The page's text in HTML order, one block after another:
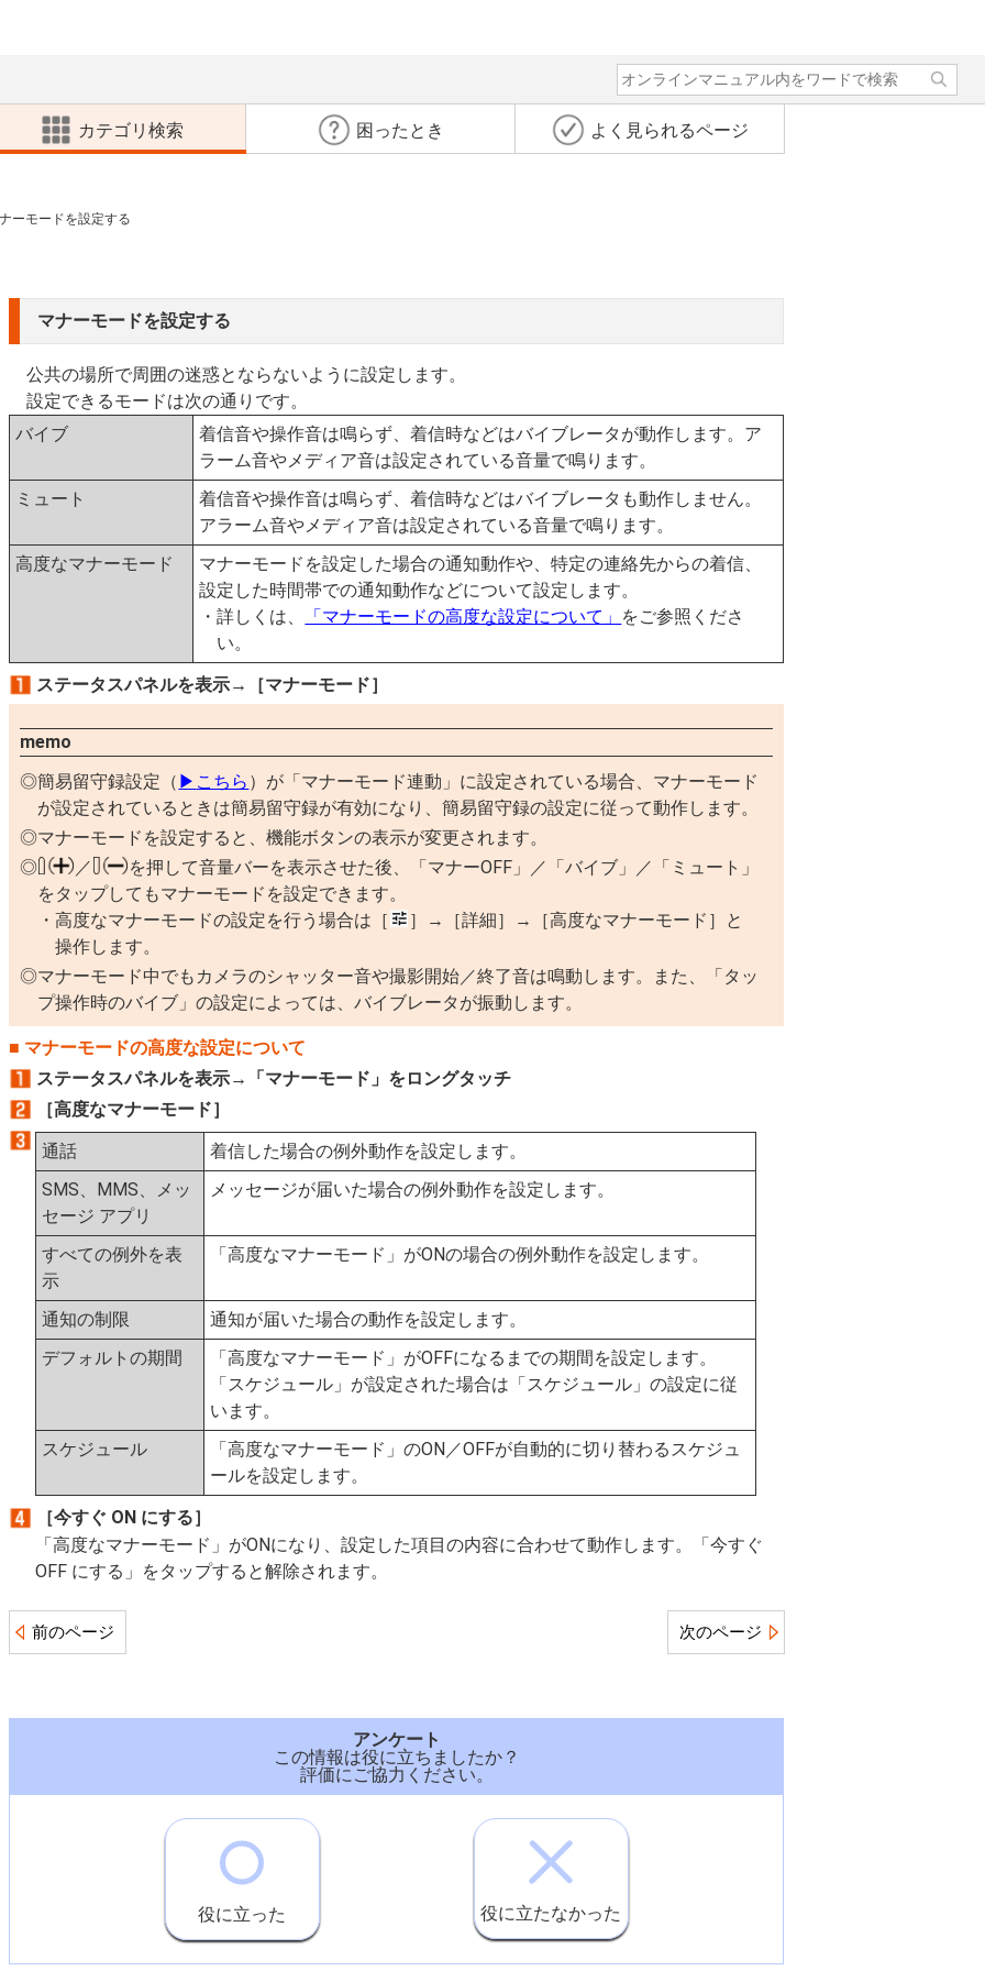
カテゴリ検索 困ったとき よく見られるページ
ーモードを設定する
マナーモードを設定する
公共の場所で周囲の迷惑とならないように設定します。
設定できるモードは次の通りです。
バイブ
着信音や操作音は鳴らず、着信時などはバイブレータが動作します。ア
ラーム音やメディア音は設定されている音量で鳴ります。
ミュート
着信音や操作音は鳴らず、着信時などはバイブレータも動作しません。
アラーム音やメディア音は設定されている音量で鳴ります。
高度なマナーモード
マナーモードを設定した場合の通知動作や、特定の連絡先からの着信、
設定した時間帯での通知動作などについて設定します。
詳しくは、
「マナーモードの高度な設定について」 をご参照くださ
い。
ステータスパネルを表示→［マナーモード］
memo
簡易留守録設定（ ▶ こちら ）が「マナーモード連動」に設定されている場合、マナーモード
が設定されているときは簡易留守録が有効になり、簡易留守録の設定に従って動作します。
マナーモードを設定すると、機能ボタンの表示が変更されます。
／
を押して音量バーを表示させた後、「マナーOFF」／「バイブ」／「ミュート」
をタップしてもマナーモードを設定できます。
高度なマナーモードの設定を行う場合は［
］→［詳細］→［高度なマナーモード］と
操作します。
マナーモード中でもカメラのシャッター音や撮影開始／終了音は鳴動します。また、「タッ
プ操作時のバイブ」の設定によっては、バイブレータが振動します。
マナーモードの高度な設定について
ステータスパネルを表示→「マナーモード」をロングタッチ
［高度なマナーモード］
通話
着信した場合の例外動作を設定します。
SMS、MMS、メッ
セージ アプリ
メッセージが届いた場合の例外動作を設定します。
すべての例外を表
示
「高度なマナーモード」がONの場合の例外動作を設定します。
通知の制限
通知が届いた場合の動作を設定します。
デフォルトの期間
「高度なマナーモード」がOFFになるまでの期間を設定します。
「スケジュール」が設定された場合は「スケジュール」の設定に従
います。
スケジュール
「高度なマナーモード」のON／OFFが自動的に切り替わるスケジュ
ールを設定します。
［今すぐ ON にする］
「高度なマナーモード」がONになり、設定した項目の内容に合わせて動作します。「今すぐ
OFF にする」をタップすると解除されます。
前のページ 次のページ
アンケート
この情報は役に立ちましたか？
評価にご協力ください。
役に立った 役に立たなかった